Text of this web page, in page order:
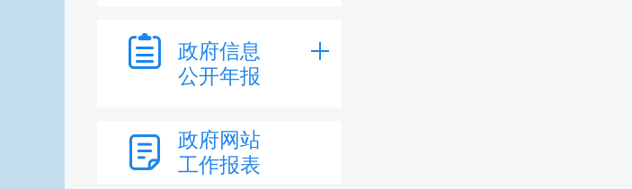
政府信息
公开年报
政府网站
工作报表